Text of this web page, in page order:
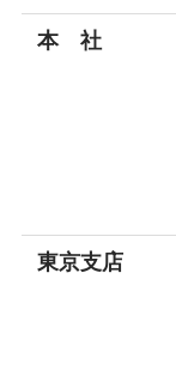
本 社
東京支店